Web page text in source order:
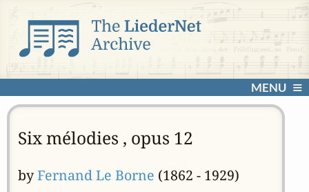
MENU
Six mélodies , opus 12
byFernand Le Borne (1862 - 1929)